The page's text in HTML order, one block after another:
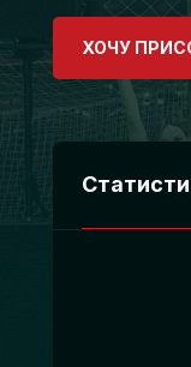
ХОЧУ